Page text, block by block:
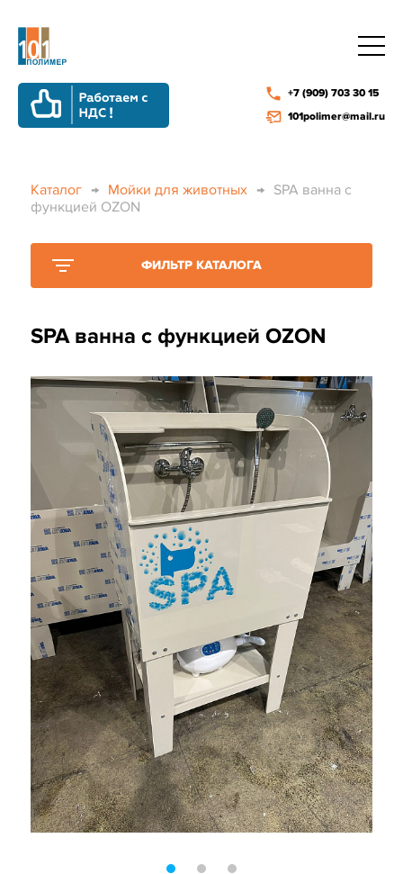
+7 (909) 703 30 15
101polimer@mail.ru
Каталог → Мойки для животных → SPA ванна с
функцией OZON
ФИЛЬТР КАТАЛОГА
SPA ванна с функцией OZON